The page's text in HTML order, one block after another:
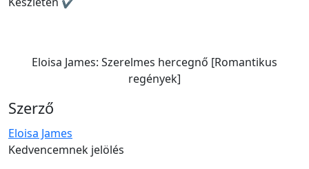
Eloisa James: Szerelmes hercegnő [Romantikus
regények]
Szerző
Eloisa James
Kedvencemnek jelölés